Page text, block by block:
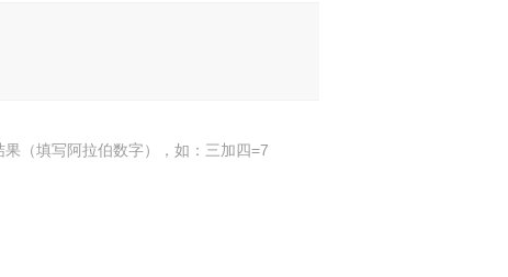
果（填写阿拉伯数字），如：三加四=7